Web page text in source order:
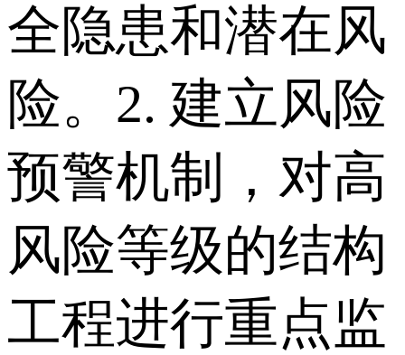
全隐患和潜在风
险。 2. 建立风险
预警机制，对高
风险等级的结构
工程进行重点监